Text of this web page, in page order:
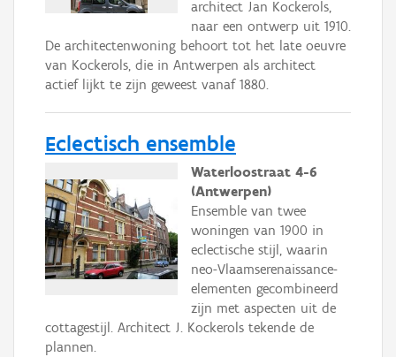
architect Jan Kockerols,
naar een ontwerp uit 1910.
De architectenwoning behoort tot het late oeuvre
van Kockerols, die in Antwerpen als architect
actief lijkt te zijn geweest vanaf 1880.
Eclectisch ensemble
Waterloostraat 4-6
(Antwerpen)
Ensemble van twee
woningen van 1900 in
eclectische stijl, waarin
neo-Vlaamserenaissance-
elementen gecombineerd
zijn met aspecten uit de
cottagestijl. Architect J. Kockerols tekende de
plannen.